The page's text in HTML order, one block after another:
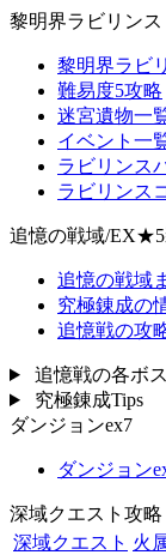
黎明界ラビリンス
黎明界ラビ
難易度5攻略
迷宮遺物一
イベント一
ラビリンス
ラビリンス
追憶の戦域/
追憶の戦域
究極錬成の
追憶戦の攻
追憶戦の各ボ
究極錬成Tips
ダンジョンex7
ダンジョン
深域クエスト攻略
深域クエスト 火